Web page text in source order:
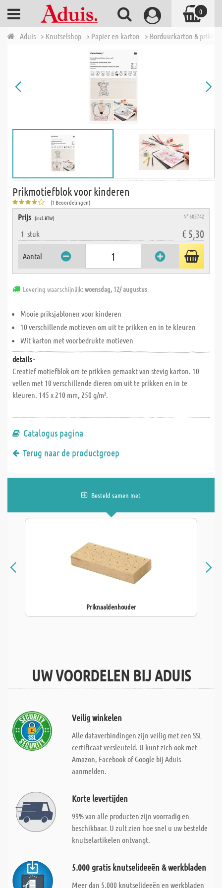
Aduis > Knutselshop > Papier en karton > Borduurkarton & prikken
Prikmotiefblok voor kinderen
(1 Beoordelingen)
Prijs (incl. BTW) N° 603742
1 stuk € 5,30
Aantal
Levering waarschijnlijk:woensdag, 12/ augustus
Mooie priksjablonen voor kinderen
10 verschillende motieven om uit te prikken en in te kleuren
Wit karton met voorbedrukte motieven
details -
Creatief motiefblok om te prikken gemaakt van stevig karton. 10
vellen met 10 verschillende dieren om uit te prikken en in te
kleuren. 145 x 210 mm, 250 g/m².
Catalogus pagina
Terug naar de productgroep
Besteld samen met
Priknaaldenhouder
UW VOORDELEN BIJ ADUIS
Veilig winkelen
Alle dataverbindingen zijn veilig met een SSL
certificaat versleuteld. U kunt zich ook met
Amazon, Facebook of Google bij Aduis
aanmelden.
Korte levertijden
99% van alle producten zijn voorradig en
beschikbaar. U zult zien hoe snel u uw bestelde
knutselartikelen ontvangt.
5.000 gratis knutselideeën & werkbladen
Meer dan 5.000 knutselideeën en werkbladen
0